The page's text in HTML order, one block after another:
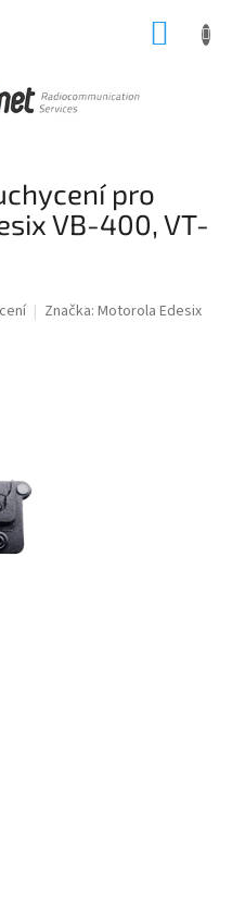
pro
VB-400, VT-
Značka: Motorola Edesix